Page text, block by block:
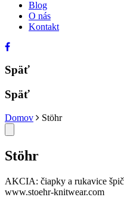
Blog
O nás
Kontakt
Späť
Späť
Domov Stöhr
Stöhr
AKCIA: čiapky a rukavice
www.stoehr-knitwear.com